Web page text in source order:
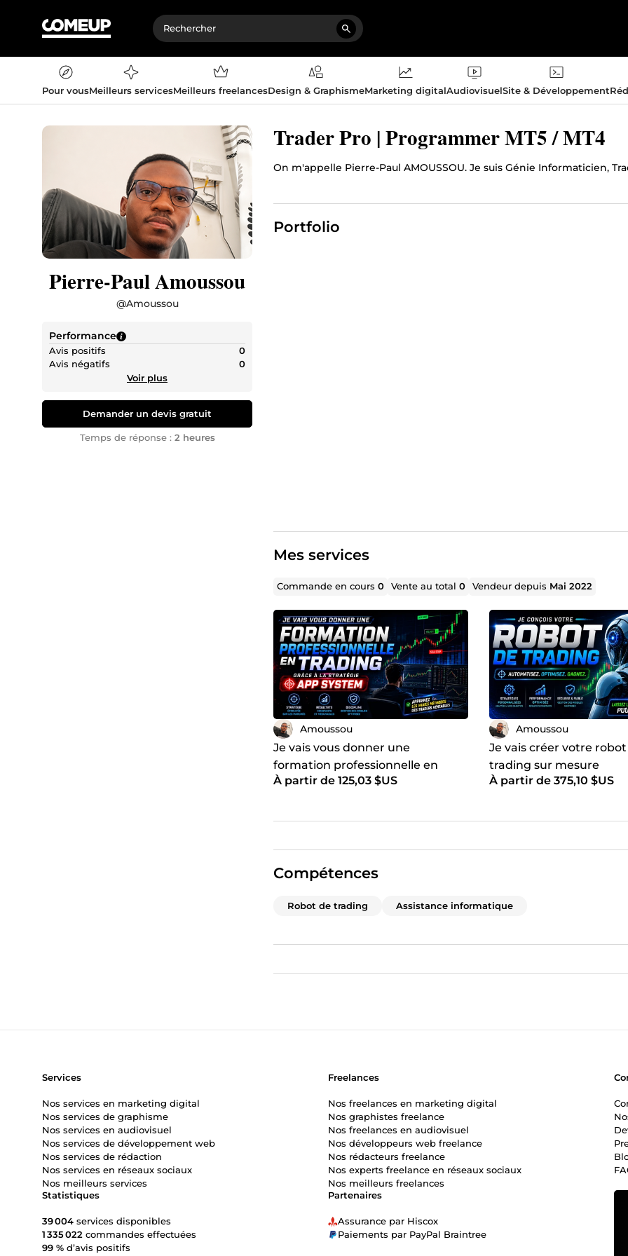
Pour vousMeilleurs servicesMeilleurs freelancesDesign & GraphismeMarketing digitalAudiovisuelSite & Développement
Pierre-Paul Amoussou
@Amoussou
Performance
Avis positifs
0
Avis négatifs
0
Voir plus
Demander un devis gratuit
Temps de réponse : 2 heures
Trader Pro | Programmer MT5 / MT4
On m'appelle Pierre-Paul AMOUSSOU. Je suis Génie Informaticien,
Portfolio
Mes services
Commande en cours0 Vente au total0 Vendeur depuis Mai 2022
Amoussou
Je vais vous donner une
formation professionnelle en
trading
À partir de 125,03 $US
Amoussou
Je vais créer votre
trading sur mesure
À partir de 375,10 $US
Compétences
Robot de trading Assistance informatique
Partenaires
Assurance par Hiscox
Paiements par PayPal Braintree
Statistiques
39 004 services disponibles
1 335 022 commandes effectuées
99 % d’avis positifs
Services
Nos services en marketing digital
Nos services de graphisme
Nos services en audiovisuel
Nos services de développement web
Nos services de rédaction
Nos services en réseaux sociaux
Nos meilleurs services
Freelances
Nos freelances en marketing digital
Nos graphistes freelance
Nos freelances en audiovisuel
Nos développeurs web freelance
Nos rédacteurs freelance
Nos experts freelance en réseaux sociaux
Nos meilleurs freelances